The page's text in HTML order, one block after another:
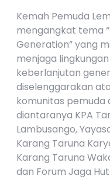
Kemah Pemuda
mengangkat tema
Generation” yang
menjaga
keberlanjutan
diselenggarakan
komunitas pemuda
diantaranya KPA
Lambusango,
Karang Taruna
Karang Taruna
dan Forum Jaga